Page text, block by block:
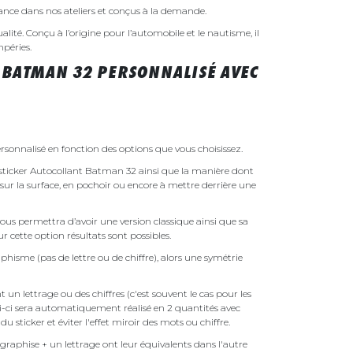
dans nos ateliers et conçus à la demande.
Conçu à l’origine pour l’automobile et le nautisme, il
32 PERSONNALISÉ AVEC
en fonction des options que vous choisissez.
Autocollant Batman 32 ainsi que la manière dont
la surface, en pochoir ou encore à mettre derrière une
permettra d’avoir une version classique ainsi que sa
cette option résultats sont possibles.
(pas de lettre ou de chiffre), alors une symétrie
lettrage ou des chiffres (c'est souvent le cas pour les
ci sera automatiquement réalisé en 2 quantités avec
sticker et éviter l'effet miroir des mots ou chiffre.
+ un lettrage ont leur équivalents dans l'autre